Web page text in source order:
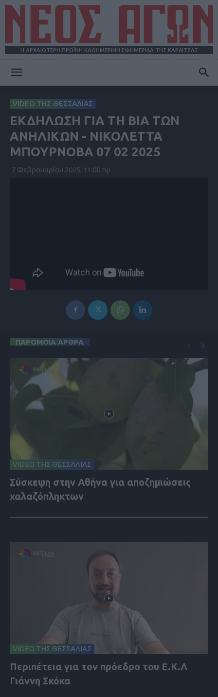
Η ΑΡΧΑΙΟΤΕΡΗ ΠΡΩΪΝΗ ΚΑΘΗΜΕΡΙΝΗ ΕΦΗΜΕΡΙΔΑ ΤΗΣ ΚΑΡΔΙΤΣΑΣ
ΑΓΩΝ
VIDEO ΤΗΣ ΘΕΣΣΑΛΙΑΣ
ΕΚΔΗΛΩΣΗ ΓΙΑ ΤΗ ΒΙΑ ΤΩΝ
ΑΝΗΛΙΚΩΝ - ΝΙΚΟΛΕΤΤΑ
ΜΠΟΥΡΝΟΒΑ 07 02 2025
7 Φεβρουαρίου 2025, 11:00 πμ
ΠΑΡΟΜΟΙΑ ΑΡΘΡΑ
VIDEO ΤΗΣ ΘΕΣΣΑΛΙΑΣ
Σύσκεψη στην Αθήνα για αποζημιώσεις
χαλαζόπληκτων
VIDEO ΤΗΣ ΘΕΣΣΑΛΙΑΣ
Περιπέτεια για τον πρόεδρο του Ε.Κ.Λ
Γιάννη Σκόκα